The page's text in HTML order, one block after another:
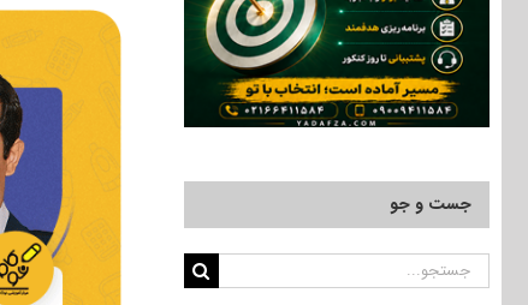
جست و جو
جستجو